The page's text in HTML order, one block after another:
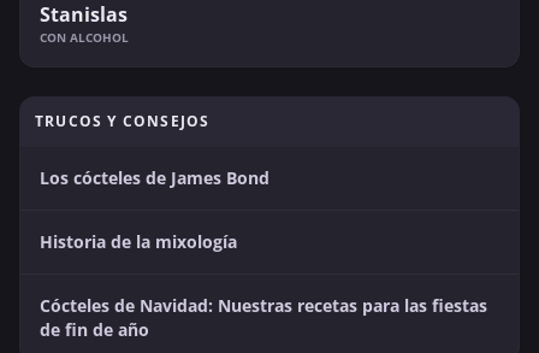
Stanislas
CON ALCOHOL
TRUCOS Y CONSEJOS
Los cócteles de James Bond
Historia de la mixología
Cócteles de Navidad: Nuestras recetas para las fiestas
de fin de año